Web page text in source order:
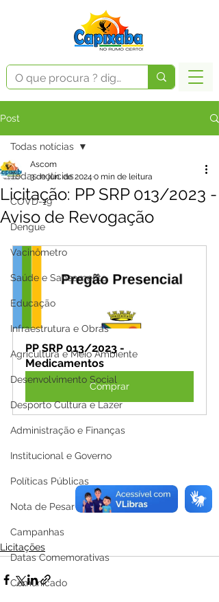
Post
Todas notícias
COVD-19
Dengue
Vacinômetro
Saúde e Saneamento
Educação
Infraestrutura e Obras
Agricultura e Meio Ambiente
Desenvolvimento Social
Desporto Cultura e Lazer
Administração e Finanças
Institucional e Governo
Políticas Públicas
Nota de Pesar
Campanhas
Datas Comemorativas
Comunicado
Todas notícias
Licitação: PP SRP 013/2023 -
Aviso de Revogação
Ascom
3 de jun. de 2024 0 min de leitura
PP SRP 013/2023 -
Medicamentos
Comprar
Licitações